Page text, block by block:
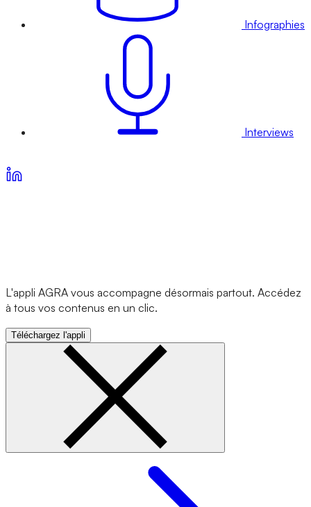
Infographies
Interviews
L'appli AGRA vous accompagne désormais partout. Accédez
à tous vos contenus en un clic.
Téléchargez l'appli